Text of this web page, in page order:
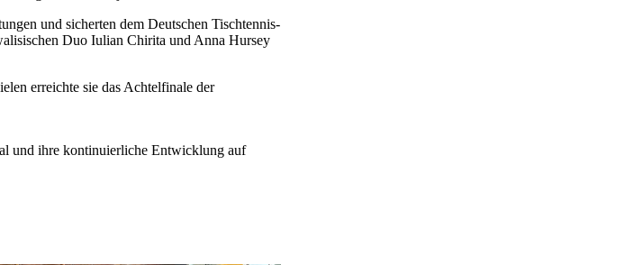
und sicherten dem Deutschen Tischtennis-
Duo Iulian Chirita und Anna Hursey
erreichte sie das Achtelfinale der
und ihre kontinuierliche Entwicklung auf